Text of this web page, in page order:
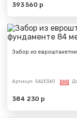
393 560 р
Забор из
Артикул: S42E340
384 230 р